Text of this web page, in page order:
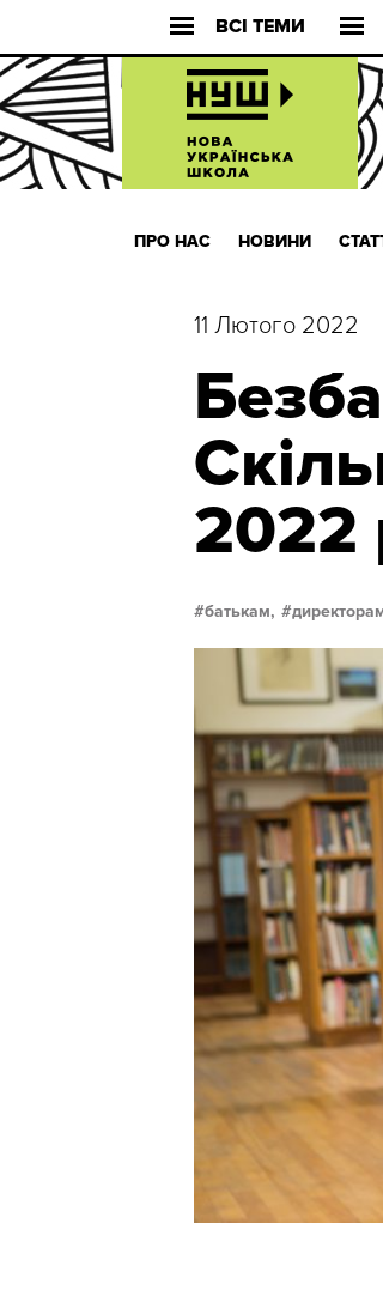
ВСІ ТЕМИ
ПРО НАС НОВИНИ
11 Лютого 2022
2022
батькам,